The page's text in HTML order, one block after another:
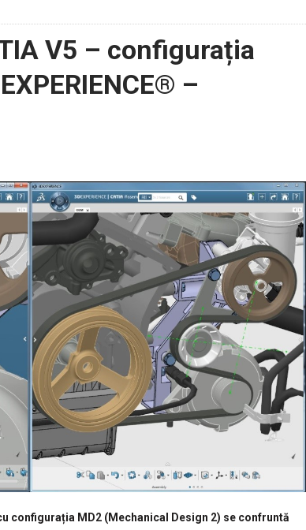
V5 – configurația
–
configurația MD2 (Mechanical Design 2) se confruntă